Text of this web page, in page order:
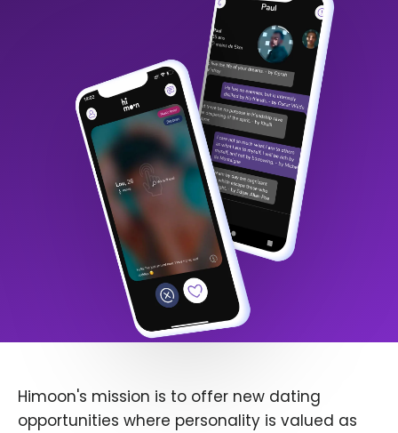
Himoon's mission is to offer new dating
opportunities where personality is valued as